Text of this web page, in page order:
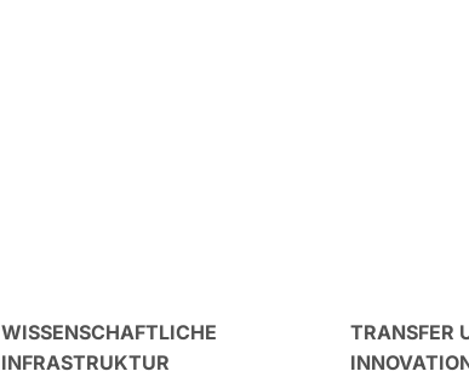
WISSENSCHAFTLICHE
INFRASTRUKTUR
TRANSFER